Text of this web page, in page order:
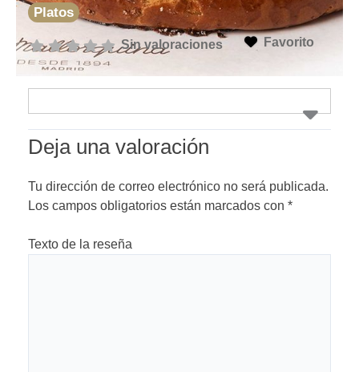
Platos
Sin valoraciones Favorito
Deja una valoración
Tu dirección de correo electrónico no será publicada.
Los campos obligatorios están marcados con *
Texto de la reseña